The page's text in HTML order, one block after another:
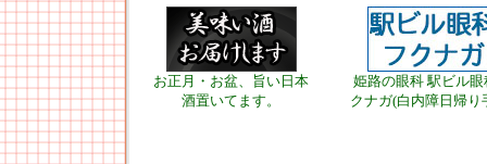
お正月・お盆、旨い日本
酒置いてます。
姫路の眼科 駅ビル眼
クナガ(白内障日帰り